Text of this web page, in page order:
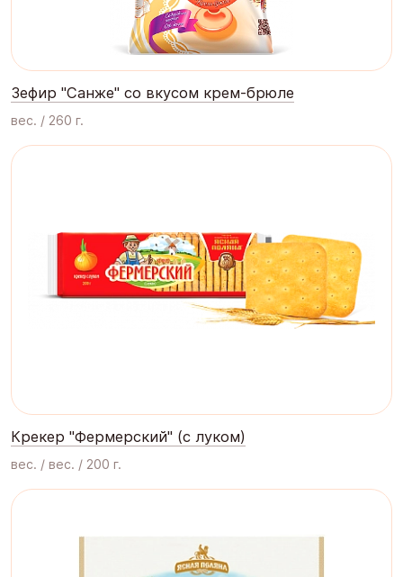
Зефир "Санже" со вкусом крем-брюле
вес. / 260 г.
Крекер "Фермерский" (с луком)
вес. / вес. / 200 г.